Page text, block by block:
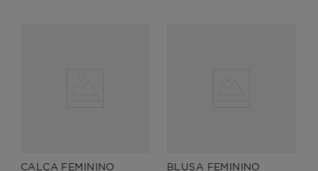
CALÇA FEMININO
BLUSA FEMININO